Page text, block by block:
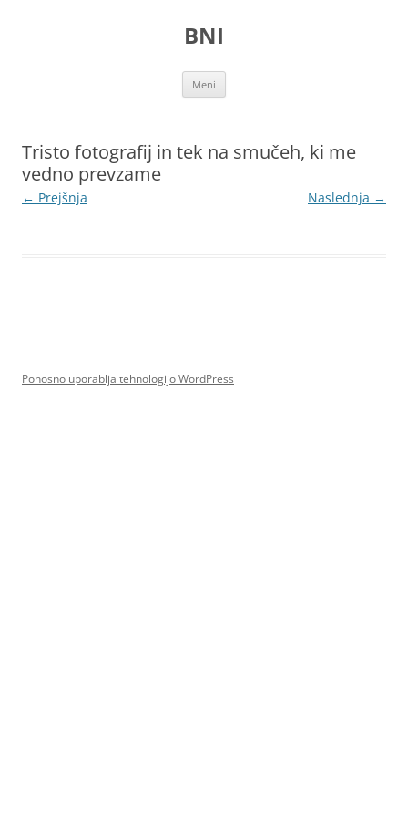
BNI
Meni
Tristo fotografij in tek na smučeh, ki me
vedno prevzame
← Prejšnja Naslednja →
Ponosno uporablja tehnologijo WordPress